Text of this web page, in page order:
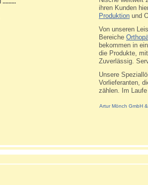
.........
ihren Kunden
Produktion und
Von unseren
Bereiche
bekommen in
die Produkte,
Zuverlässig.
Unsere
Vorlieferanten,
zählen. Im
Dank unserer
Artur Mönch GmbH